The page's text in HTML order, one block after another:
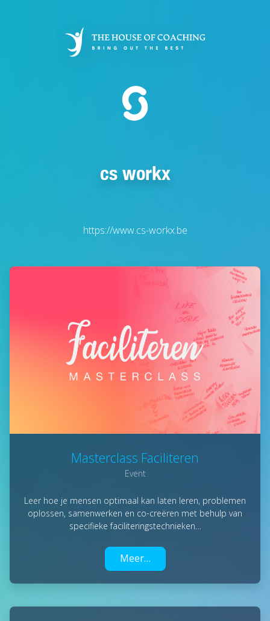
cs workx
https://www.cs-workx.be
Masterclass Faciliteren
Event
Leer hoe je mensen optimaal kan laten leren, problemen
oplossen, samenwerken en co-creëren met behulp van
specifieke faciliteringstechnieken…
Meer…